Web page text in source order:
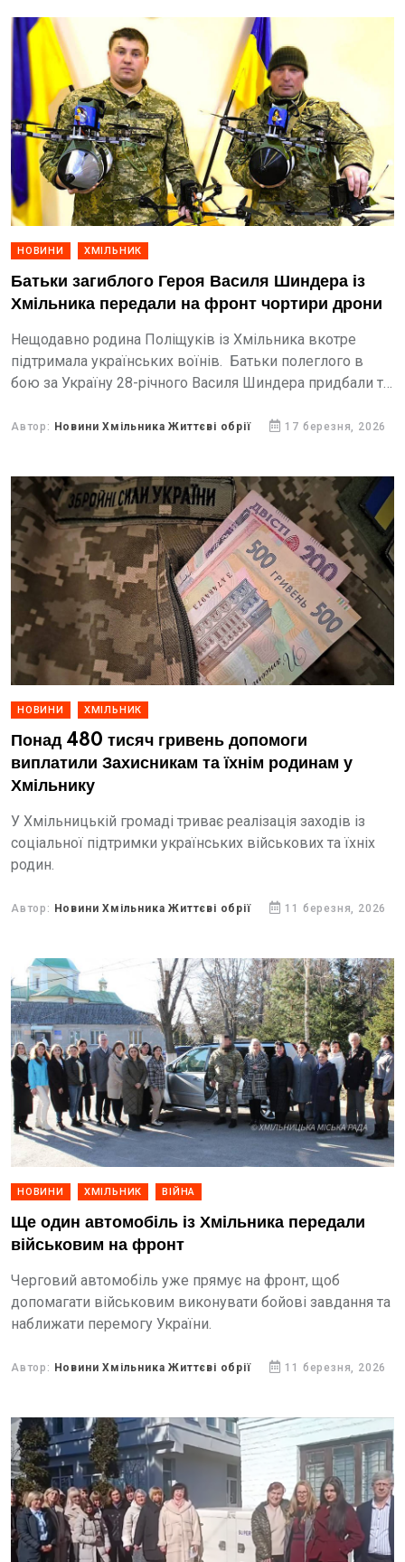
НОВИНИ ХМІЛЬНИК
Батьки загиблого Героя Василя Шиндера із
Хмільника передали на фронт чортири дрони
Нещодавно родина Поліщуків із Хмільника вкотре
підтримала українських воїнів. Батьки полеглого в
бою за Україну 28-річного Василя Шиндера придбали та
штурмової бригади чотири FPV-дрони.
Автор: Новини Хмільника Життєві обрії 17 березня, 2026
НОВИНИ ХМІЛЬНИК
Понад 480 тисяч гривень допомоги
виплатили Захисникам та їхнім родинам у
Хмільнику
У Хмільницькій громаді триває реалізація заходів із
соціальної підтримки українських військових та їхніх
родин.
Автор: Новини Хмільника Життєві обрії 11 березня, 2026
НОВИНИ ХМІЛЬНИК ВІЙНА
Ще один автомобіль із Хмільника передали
військовим на фронт
Черговий автомобіль уже прямує на фронт, щоб
допомагати військовим виконувати бойові завдання та
наближати перемогу України.
Автор: Новини Хмільника Життєві обрії 11 березня, 2026